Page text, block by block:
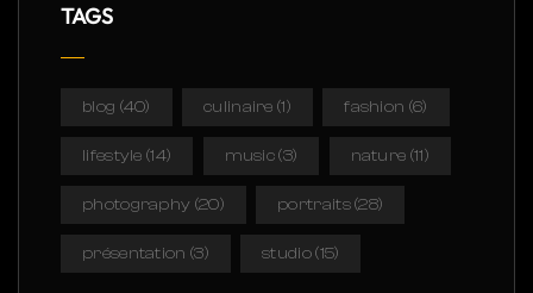
TAGS
blog (40) culinaire (1) fashion (6)
lifestyle (14) music(3) nature (11)
photography (20) portraits(28)
présentation (3) studio(15)